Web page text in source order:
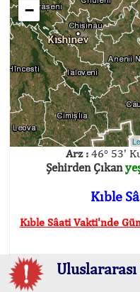
−
Arz :46° 53'
Şehirden Çıkan
Kıble
Kıble Sâati Vakti'nde